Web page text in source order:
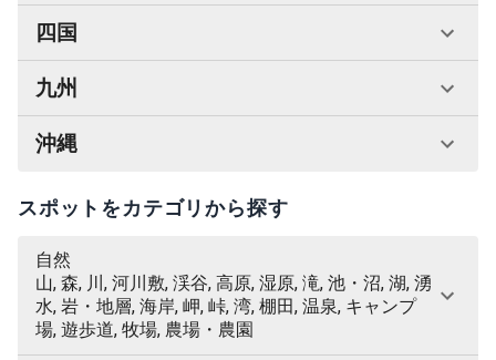
四国
九州
沖縄
スポットをカテゴリから探す
自然
山, 森, 川, 河川敷, 渓谷, 高原, 湿原, 滝, 池・沼, 湖, 湧
水, 岩・地層, 海岸, 岬, 峠, 湾, 棚田, 温泉, キャンプ
場, 遊歩道, 牧場, 農場・農園